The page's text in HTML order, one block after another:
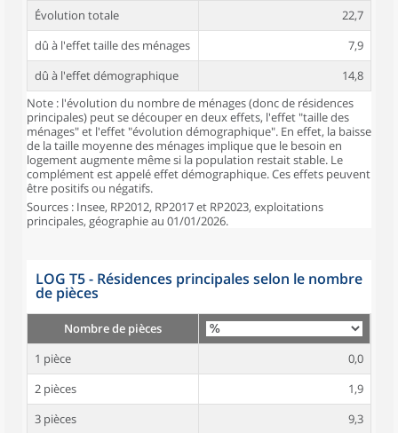
Évolution totale
22,7
dû à l'effet taille des ménages
7,9
dû à l'effet démographique
14,8
Note : l'évolution du nombre de ménages (donc de résidences
principales) peut se découper en deux effets, l'effet "taille des
ménages" et l'effet "évolution démographique". En effet, la baisse
de la taille moyenne des ménages implique que le besoin en
logement augmente même si la population restait stable. Le
complément est appelé effet démographique. Ces effets peuvent
être positifs ou négatifs.
Sources : Insee, RP2012, RP2017 et RP2023, exploitations
principales, géographie au 01/01/2026.
LOG T5 - Résidences principales selon le nombre
de pièces
Nombre de pièces
1 pièce
0,0
2 pièces
1,9
3 pièces
9,3